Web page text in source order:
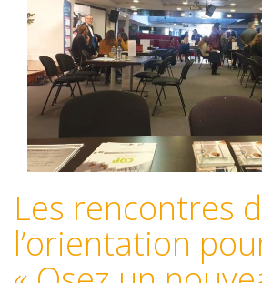
Les rencontres
l’orientation